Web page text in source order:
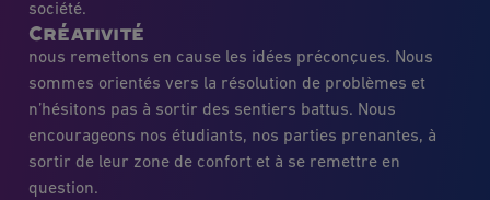
société.
Créativité
nous remettons en cause les idées préconçues. Nous
sommes orientés vers la résolution de problèmes et
n’hésitons pas à sortir des sentiers battus. Nous
encourageons nos étudiants, nos parties prenantes, à
sortir de leur zone de confort et à se remettre en
question.